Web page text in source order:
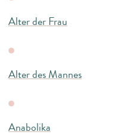
Alter der Frau
Alter des Mannes
Anabolika